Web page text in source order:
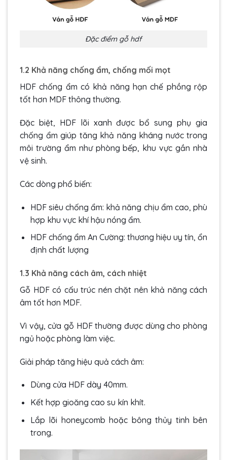
Đặc điểm gỗ hdf
1.2 Khả năng chống ẩm, chống mối mọt
HDF chống ẩm có khả năng hạn chế phồng rộp
tốt hơn MDF thông thường.
Đặc biệt, HDF lõi xanh được bổ sung phụ gia
chống ẩm giúp tăng khả năng kháng nước trong
môi trường ẩm như phòng bếp, khu vực gần nhà
vệ sinh.
Các dòng phổ biến:
HDF siêu chống ẩm: khả năng chịu ẩm cao, phù
hợp khu vực khí hậu nóng ẩm.
HDF chống ẩm An Cường: thương hiệu uy tín, ổn
định chất lượng
1.3 Khả năng cách âm, cách nhiệt
Gỗ HDF có cấu trúc nén chặt nên khả năng cách
âm tốt hơn MDF.
Vì vậy, cửa gỗ HDF thường được dùng cho phòng
ngủ hoặc phòng làm việc.
Giải pháp tăng hiệu quả cách âm:
Dùng cửa HDF dày 40mm.
Kết hợp gioăng cao su kín khít.
Lắp lõi honeycomb hoặc bông thủy tinh bên
trong.